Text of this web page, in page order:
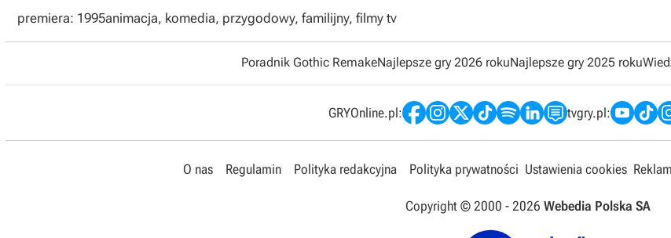
premiera: 1995animacja, komedia, przygodowy, familijny, filmy tv
Poradnik Gothic RemakeNajlepsze gry 2026 rokuNajlepsze gry 2025 roku
GRYOnline.pl: tvgry.pl:
O nas Regulamin Polityka redakcyjna Polityka prywatności Ustawienia cookies
Copyright © 2000 - 2026 Webedia Polska SA